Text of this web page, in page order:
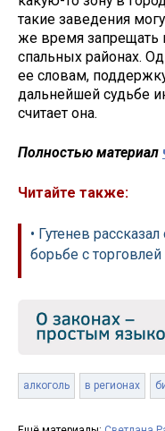
такие заведения
же время запрещать
спальных районах.
ее словам,
дальнейшей судьбе
считает она.
Полностью материал
Читайте также:
• Гутенев
борьбе с
алкоголь в регионах